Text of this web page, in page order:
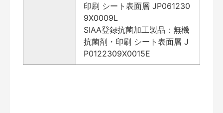
印刷 シート表面層 JP061230
9X0009L
SIAA登録抗菌加工製品：無機
抗菌剤・印刷 シート表面層 J
P0122309X0015E